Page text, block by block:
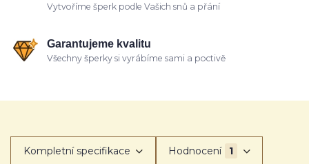
Vytvoříme šperk podle Vašich snů a přání
Garantujeme kvalitu
Všechny šperky si vyrábíme sami a poctivě
Kompletní specifikace Hodnocení 1